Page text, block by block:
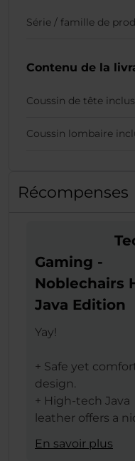
Série / famille de
Contenu de la
Coussin de tête inclus
Coussin lombaire
Récompenses
Gaming -
Noblechairs
Java Edition
Yay!
+ Safe yet
design.
+ High-tech Java
leather offers a
+ The same
En savoir plus